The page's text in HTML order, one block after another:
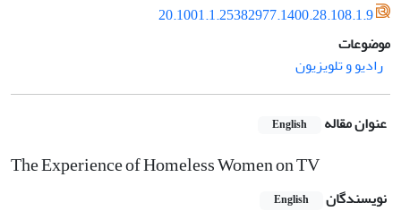
20.1001.1.25382977.1400.28.108.1.9
موضوعات
رادیو و تلویزیون
عنوان مقاله English
The Experience of Homeless Women on TV
نویسندگان English